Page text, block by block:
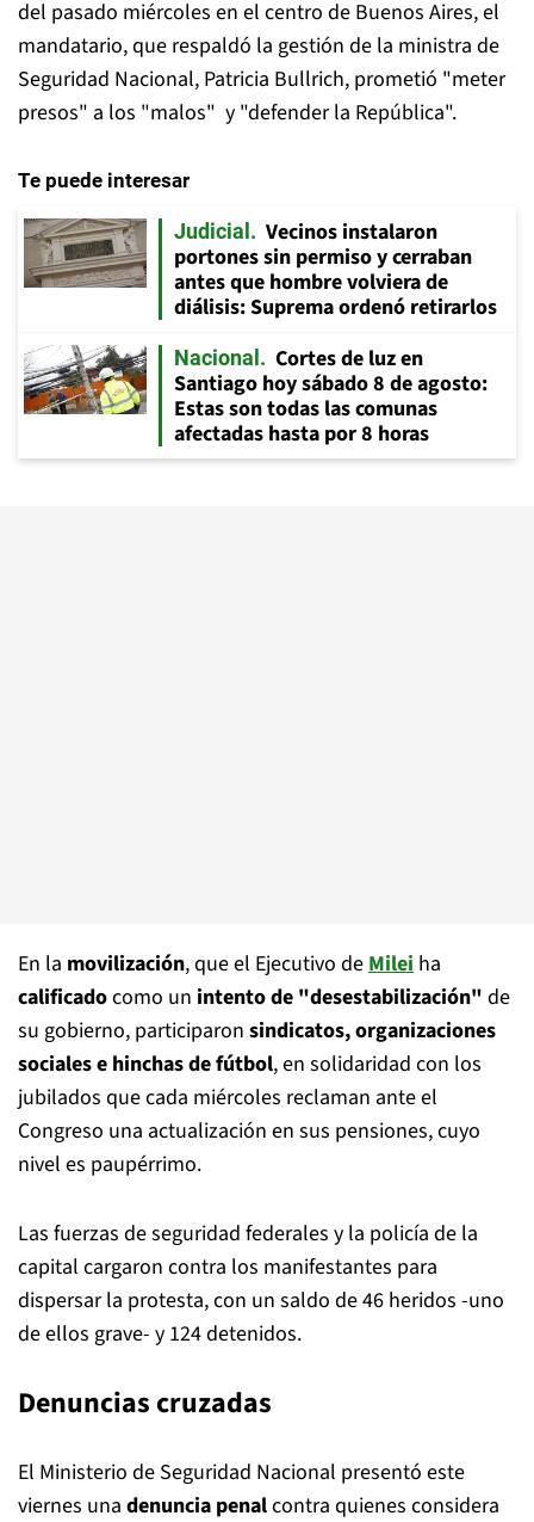
del pasado miércoles en el centro de Buenos Aires, el
mandatario, que respaldó la gestión de la ministra de
Seguridad Nacional, Patricia Bullrich, prometió "meter
presos" a los "malos" y "defender la República".
Te puede interesar
Judicial
Vecinos instalaron
portones sin permiso y cerraban
antes que hombre volviera de
diálisis: Suprema ordenó retirarlos
Nacional
Cortes de luz en
Santiago hoy sábado 8 de agosto:
Estas son todas las comunas
afectadas hasta por 8 horas
En la movilización, que el Ejecutivo de Milei ha
calificadocomo un intento de "desestabilización" de
su gobierno, participaron sindicatos, organizaciones
sociales e hinchas de fútbol, en solidaridad con los
jubilados que cada miércoles reclaman ante el
Congreso una actualización en sus pensiones, cuyo
nivel es paupérrimo.
Las fuerzas de seguridad federales y la policía de la
capital cargaron contra los manifestantes para
dispersar la protesta, con un saldo de 46 heridos -uno
de ellos grave- y 124 detenidos.
Denuncias cruzadas
El Ministerio de Seguridad Nacional presentó este
viernes una denuncia penalcontra quienes considera